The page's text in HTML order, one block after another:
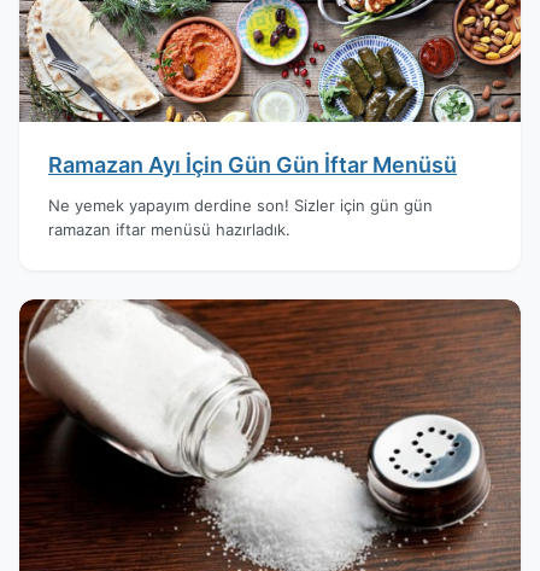
Ramazan Ayı İçin Gün Gün İftar Menüsü
Ne yemek yapayım derdine son! Sizler için gün gün
ramazan iftar menüsü hazırladık.